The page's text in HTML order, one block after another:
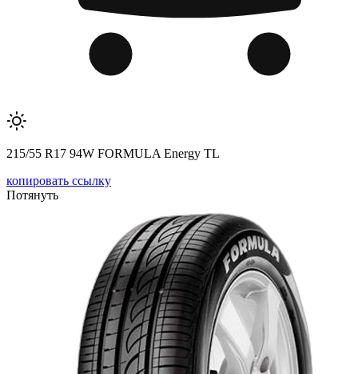
215/55 R17 94W FORMULA Energy TL
копировать ссылку
Потянуть